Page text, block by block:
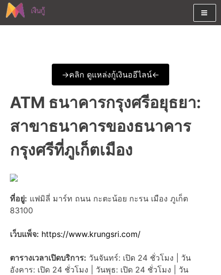
Skip
to
เงินด่วนรับสินเชื่อพร้อมบัตรกด
เงินสด และมีรีไฟแนนซ์ด้วย
->คลิก ดูแหล่งกู้เงินออีไลน์<-
ATM ธนาคารกรุงศรีอยุธยา:
สาขาธนาคารของธนาคาร
กรุงศรีที่ภูเก็ตเมือง
ที่อยู่: แฟมิลี่ มาร์ท ถนน กะตะน้อย กะรน เมือง ภูเก็ต
83100
เว็บแพ็จ: https://www.krungsri.com/
ตารางเวลาเปิดบริการ: วันจันทร์: เปิด 24 ชั่วโมง | วัน
อังคาร: เปิด 24 ชั่วโมง | วันพุธ: เปิด 24 ชั่วโมง | วัน